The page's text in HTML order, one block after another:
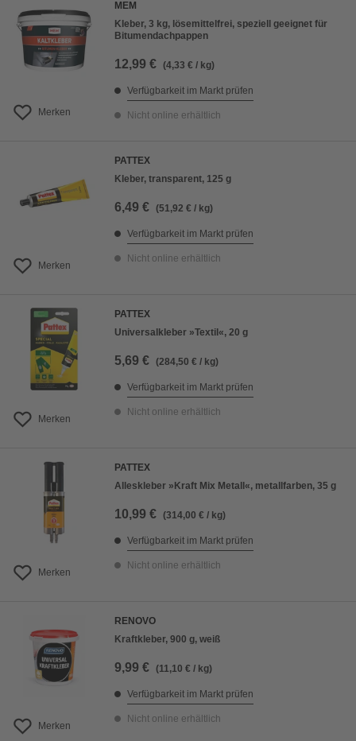
Merken
MEM
Kleber, 3 kg, lösemittelfrei, speziell geeignet für
Bitumendachpappen
12,99 € (4,33 € / kg)
Verfügbarkeit im Markt prüfen
Nicht online erhältlich
Merken
PATTEX
Kleber, transparent, 125 g
6,49 € (51,92 € / kg)
Verfügbarkeit im Markt prüfen
Nicht online erhältlich
Merken
PATTEX
Universalkleber »Textil«, 20 g
5,69 € (284,50 € / kg)
Verfügbarkeit im Markt prüfen
Nicht online erhältlich
Merken
PATTEX
Alleskleber »Kraft Mix Metall«, metallfarben, 35 g
10,99 € (314,00 € / kg)
Verfügbarkeit im Markt prüfen
Nicht online erhältlich
Merken
RENOVO
Kraftkleber, 900 g, weiß
9,99 € (11,10 € / kg)
Verfügbarkeit im Markt prüfen
Nicht online erhältlich